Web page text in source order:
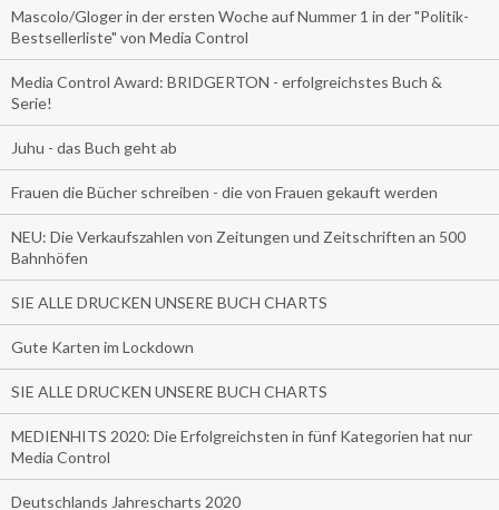
Mascolo/Gloger in der ersten Woche auf Nummer 1 in der "Politik-
Bestsellerliste" von Media Control
Media Control Award: BRIDGERTON - erfolgreichstes Buch &
Serie!
Juhu - das Buch geht ab
Frauen die Bücher schreiben - die von Frauen gekauft werden
NEU: Die Verkaufszahlen von Zeitungen und Zeitschriften an 500
Bahnhöfen
SIE ALLE DRUCKEN UNSERE BUCH CHARTS
Gute Karten im Lockdown
SIE ALLE DRUCKEN UNSERE BUCH CHARTS
MEDIENHITS 2020: Die Erfolgreichsten in fünf Kategorien hat nur
Media Control
Deutschlands Jahrescharts 2020